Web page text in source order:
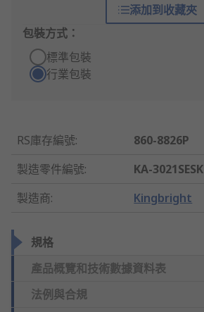
添加到收藏夾
包裝方式：
標準包裝
行業包裝
RS庫存編號:
860-8826P
製造零件編號:
KA-3021SESK
製造商: Kingbright
規格
產品概覽和技術數據資料表
法例與合規